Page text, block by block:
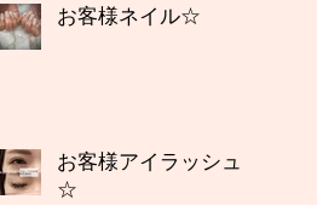
お客様ネイル☆
お客様アイラッシュ
☆